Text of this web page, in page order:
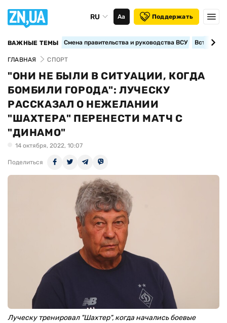
RU Аа Поддержать
ВАЖНЫЕ ТЕМЫ Смена правительства и руководства ВСУ
ГЛАВНАЯ СПОРТ
"ОНИ НЕ БЫЛИ В СИТУАЦИИ, КОГДА
БОМБИЛИ ГОРОДА": ЛУЧЕСКУ
РАССКАЗАЛ О НЕЖЕЛАНИИ
"ШАХТЕРА" ПЕРЕНЕСТИ МАТЧ С
"ДИНАМО"
14 октября, 2022, 10:07
Поделиться
Луческу тренировал "Шахтер", когда начались боевые